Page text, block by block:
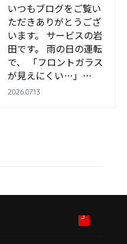
いつもブログをご覧い
ただきありがとうござ
います。 サービスの岩
田です。 雨の日の運転
で、 「フロントガラス
が見えにくい…」
「ワイパーの拭き取り
2026.07.13